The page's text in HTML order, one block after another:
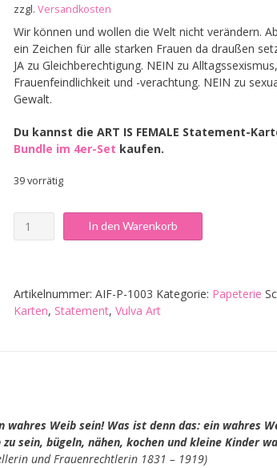
zzgl. Versandkosten
Wir können und wollen die Welt nicht verändern.
ein Zeichen für alle starken Frauen da draußen
JA zu Gleichberechtigung. NEIN zu
Frauenfeindlichkeit und -verachtung. NEIN zu
Gewalt.
Du kannst die ART IS FEMALE Statement-
Bundle im 4er-Set kaufen.
39 vorrätig
Statement-
Karte
Menge
In den Warenkorb
Artikelnummer: AIF-P-1003 Kategorie: Papeterie
Karten, Statement, Vulva Art
wahres Weib sein! Was ist denn das: ein wahres
sein, bügeln, nähen, kochen und kleine Kinder
und Frauenrechtlerin 1831 – 1919)